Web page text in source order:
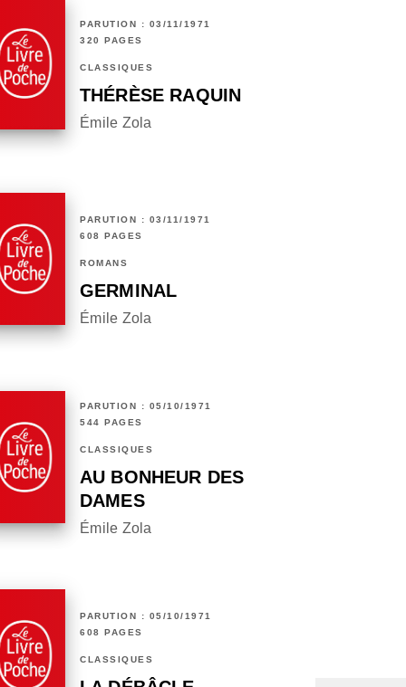
PARUTION : 03/11/1971
320 PAGES
CLASSIQUES
THÉRÈSE RAQUIN
Émile Zola
PARUTION : 03/11/1971
608 PAGES
ROMANS
GERMINAL
Émile Zola
PARUTION : 05/10/1971
544 PAGES
CLASSIQUES
AU BONHEUR DES
DAMES
Émile Zola
PARUTION : 05/10/1971
608 PAGES
CLASSIQUES